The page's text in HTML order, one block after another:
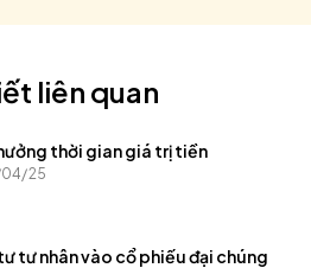
liên quan
thời gian giá trị tiền
25
tư nhân vào cổ phiếu đại chúng